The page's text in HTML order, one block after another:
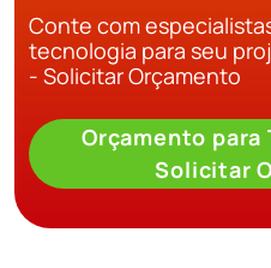
Conte com
tecnologia para seu
- Solicitar Orçamento
Orçamento para
Solicitar